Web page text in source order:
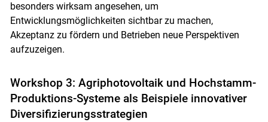
besonders wirksam angesehen, um
Entwicklungsmöglichkeiten sichtbar zu machen,
Akzeptanz zu fördern und Betrieben neue Perspektiven
aufzuzeigen.
Workshop 3: Agriphotovoltaik und Hochstamm-
Produktions-Systeme als Beispiele innovativer
Diversifizierungsstrategien